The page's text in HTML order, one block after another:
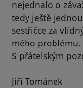
nejednalo o
tedy ještě
sestřičce za
mého problému.
S přátelským
Jiří Tománek